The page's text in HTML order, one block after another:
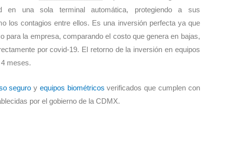
en una sola terminal automática, protegiendo a sus
los contagios entre ellos. Es una inversión perfecta ya que
para la empresa, comparando el costo que genera en bajas,
por covid-19. El retorno de la inversión en equipos
meses.
seguro y equipos biométricos verificados que cumplen con
por el gobierno de la CDMX.